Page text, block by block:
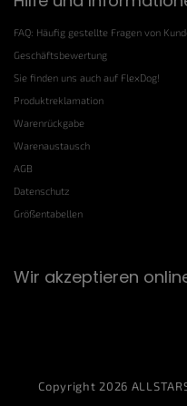
FAQ: Häufig gestellte Fragen von
Geschäftsbewertung
Sie finden uns auch auf FlexDog!
Produktreklamation
Warenrückgabe
Warenaustausch
AGB
Datenschutz
Größentabellen
Wir akzeptieren
Copyright 2026